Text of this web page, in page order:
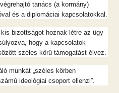
tanács (a kormány)
és a diplomáciai kapcsolatokkal.
bizottságot hoznak létre az ügy
hogy a kapcsolatok
széles körű támogatást élvez.
munkát „széles körben
ideológiai csoport ellenzi”.